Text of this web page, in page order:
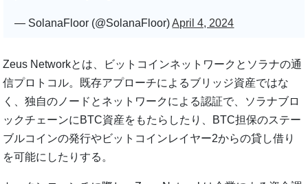
— SolanaFloor (@SolanaFloor)April 4, 2024
Zeus Networkとは、ビットコインネットワークとソラナの通
信プロトコル。既存アプローチによるブリッジ資産ではな
く、独自のノードとネットワークによる認証で、ソラナブロ
ックチェーンにBTC資産をもたらしたり、BTC担保のステー
ブルコインの発行やビットコインレイヤー2からの貸し借り
を可能にしたりする。